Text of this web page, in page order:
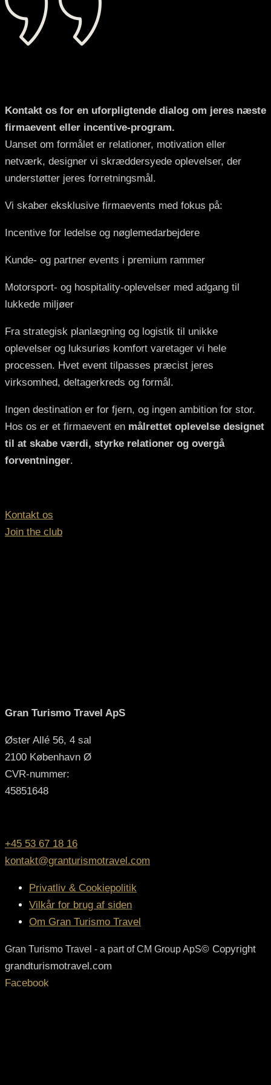
Kontakt os for en uforpligtende dialog om jeres næste
firmaevent eller incentive-program.
Uanset om formålet er relationer, motivation eller
netværk, designer vi skræddersyede oplevelser, der
understøtter jeres forretningsmål.
Vi skaber eksklusive firmaevents med fokus på:
Incentive for ledelse og nøglemedarbejdere
Kunde- og partner events i premium rammer
Motorsport- og hospitality-oplevelser med adgang til
lukkede miljøer
Fra strategisk planlægning og logistik til unikke
oplevelser og luksuriøs komfort varetager vi hele
processen. Hvet event tilpasses præcist jeres
virksomhed, deltagerkreds og formål.
Ingen destination er for fjern, og ingen ambition for stor.
Hos os er et firmaevent en målrettet oplevelse designet
til at skabe værdi, styrke relationer og overgå
forventninger.
Kontakt os
Join the club
Gran Turismo Travel ApS
Øster Allé 56, 4 sal
2100 København Ø
CVR-nummer:
45851648
+45 53 67 18 16
kontakt@granturismotravel.com
Privatliv & Cookiepolitik
Vilkår for brug af siden
Om Gran Turismo Travel
Gran Turismo Travel - a part of CM Group ApS© Copyright
grandturismotravel.com
Facebook